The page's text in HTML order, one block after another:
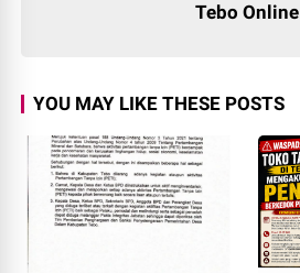
Tebo Online
YOU MAY LIKE THESE POSTS